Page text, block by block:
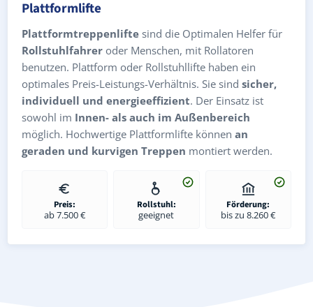
Plattformlifte
Plattformtreppenlifte sind die Optimalen Helfer für
Rollstuhlfahrer oder Menschen, mit Rollatoren
benutzen. Plattform oder Rollstuhllifte haben ein
optimales Preis-Leistungs-Verhältnis. Sie sind sicher,
individuell und energieeffizient. Der Einsatz ist
sowohl im Innen- als auch im Außenbereich
möglich. Hochwertige Plattformlifte können an
geraden und kurvigen Treppen montiert werden.
Preis:
ab 7.500 €
Rollstuhl:
geeignet
Förderung:
bis zu 8.260 €